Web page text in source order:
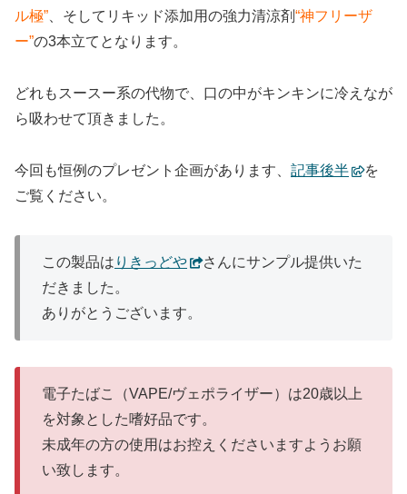
ル極” 、そしてリキッド添加用の強力清涼剤“神フリーザ
ー”の3本立てとなります。
どれもスースー系の代物で、口の中がキンキンに冷えなが
ら吸わせて頂きました。
今回も恒例のプレゼント企画があります、 記事後半
を
ご覧ください。
この製品は りきっどや
さんにサンプル提供いた
だきました。
ありがとうございます。
電子たばこ（VAPE/ヴェポライザー）は20歳以上
を対象とした嗜好品です。
未成年の方の使用はお控えくださいますようお願
い致します。